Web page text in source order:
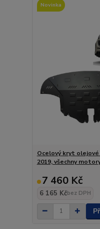
Novinka
Ocelový kryt
2019, všechny
7 460 Kč
6 165 Kčbez DPH